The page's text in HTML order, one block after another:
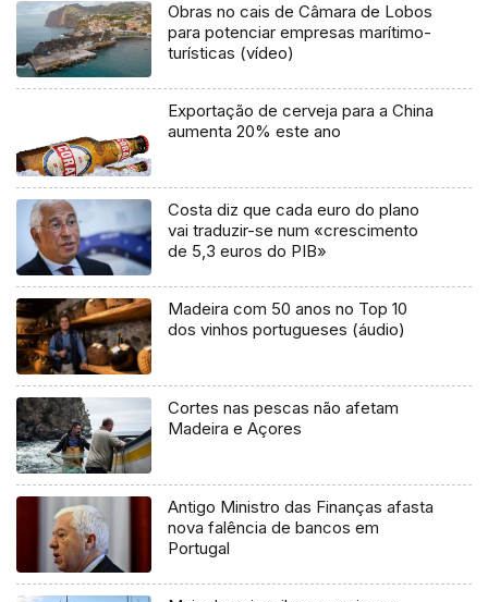
Obras no cais de Câmara de Lobos
para potenciar empresas marítimo-
turísticas (vídeo)
Exportação de cerveja para a China
aumenta 20% este ano
Costa diz que cada euro do plano
vai traduzir-se num «crescimento
de 5,3 euros do PIB»
Madeira com 50 anos no Top 10
dos vinhos portugueses (áudio)
Cortes nas pescas não afetam
Madeira e Açores
Antigo Ministro das Finanças afasta
nova falência de bancos em
Portugal